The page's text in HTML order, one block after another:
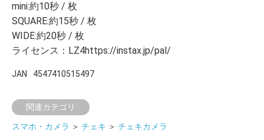
mini:約10秒 / 枚
SQUARE:約15秒 / 枚
WIDE:約20秒 / 枚
ライセンス：LZ4https://instax.jp/pal/
JAN 4547410515497
関連カテゴリ
スマホ・カメラ ＞ チェキ ＞ チェキカメラ